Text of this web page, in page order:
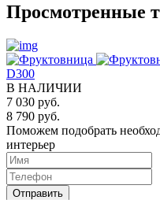
Просмотренные
D300
В НАЛИЧИИ
7 030 руб.
8 790 руб.
Поможем подобрать
интерьер
Отправить